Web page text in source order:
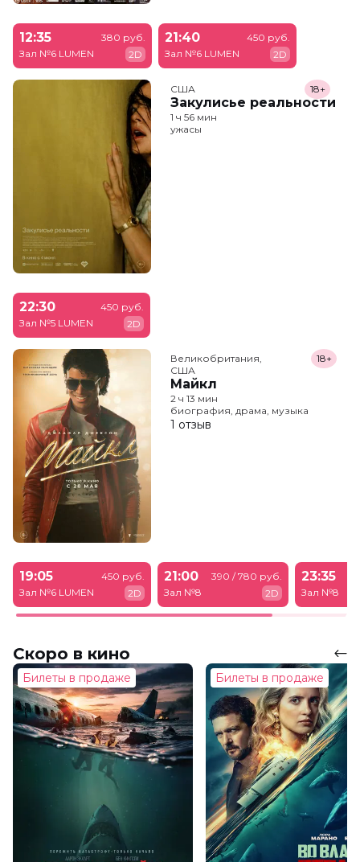
12:35
Зал №6 LUMEN
380 руб.
2D
21:40
Зал №6 LUMEN
450 руб.
2D
США
Закулисье реальности
18+
1 ч 56 мин
ужасы
22:30
Зал №5 LUMEN
450 руб.
2D
Великобритания,
США
Майкл
18+
2 ч 13 мин
биография, драма, музыка
1 отзыв
19:05
Зал №6 LUMEN
450 руб.
2D
21:00
Зал №8
390 / 780 руб.
2D
23:35
Зал №8
Скоро в кино
Билеты в продаже Билеты в продаже